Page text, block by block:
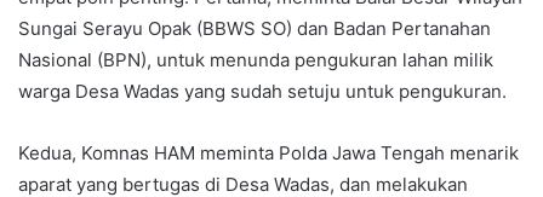
Sungai Serayu Opak (BBWS SO) dan Badan Pertanahan
Nasional (BPN), untuk menunda pengukuran lahan milik
warga Desa Wadas yang sudah setuju untuk pengukuran.
Kedua, Komnas HAM meminta Polda Jawa Tengah menarik
aparat yang bertugas di Desa Wadas, dan melakukan